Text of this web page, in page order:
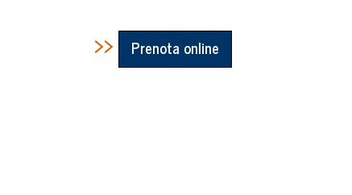
>> Prenota online